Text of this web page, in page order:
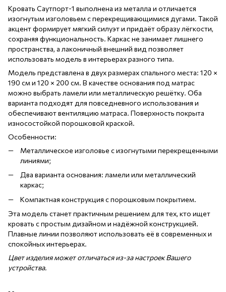
Кровать Саутпорт-1 выполнена из металла и отличается
изогнутым изголовьем с перекрещивающимися дугами. Такой
акцент формирует мягкий силуэт и придаёт образу лёгкости,
сохраняя функциональность. Каркас не занимает лишнего
пространства, а лаконичный внешний вид позволяет
использовать модель в интерьерах разного типа.
Модель представлена в двух размерах спального места: 120 ×
190 см и 120 × 200 см. В качестве основания под матрас
можно выбрать ламели или металлическую решётку. Оба
варианта подходят для повседневного использования и
обеспечивают вентиляцию матраса. Поверхность покрыта
износостойкой порошковой краской.
Особенности:
Металлическое изголовье с изогнутыми перекрещенными
линиями;
Два варианта основания: ламели или металлический
каркас;
Компактная конструкция с порошковым покрытием.
Эта модель станет практичным решением для тех, кто ищет
кровать с простым дизайном и надёжной конструкцией.
Плавные линии позволяют использовать её в современных и
спокойных интерьерах.
Цвет изделия может отличаться из-за настроек Вашего
устройства.